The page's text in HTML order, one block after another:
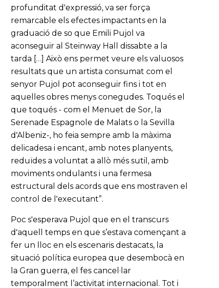
profunditat d'expressió, va ser força
remarcable els efectes impactants en la
graduació de so que Emili Pujol va
aconseguir al Steinway Hall dissabte a la
tarda […] Això ens permet veure els valuosos
resultats que un artista consumat com el
senyor Pujol pot aconseguir fins i tot en
aquelles obres menys conegudes. Toqués el
que toqués - com el Menuet de Sor, la
Serenade Espagnole de Malats o la Sevilla
d'Albeniz-, ho feia sempre amb la màxima
delicadesa i encant, amb notes planyents,
reduïdes a voluntat a allò més sutil, amb
moviments ondulants i una fermesa
estructural dels acords que ens mostraven el
control de l'executant”.
Poc s'esperava Pujol que en el transcurs
d'aquell temps en que s’estava començant a
fer un lloc en els escenaris destacats, la
situació política europea que desembocà en
la Gran guerra, el fes cancel·lar
temporalment l’activitat internacional. Tot i